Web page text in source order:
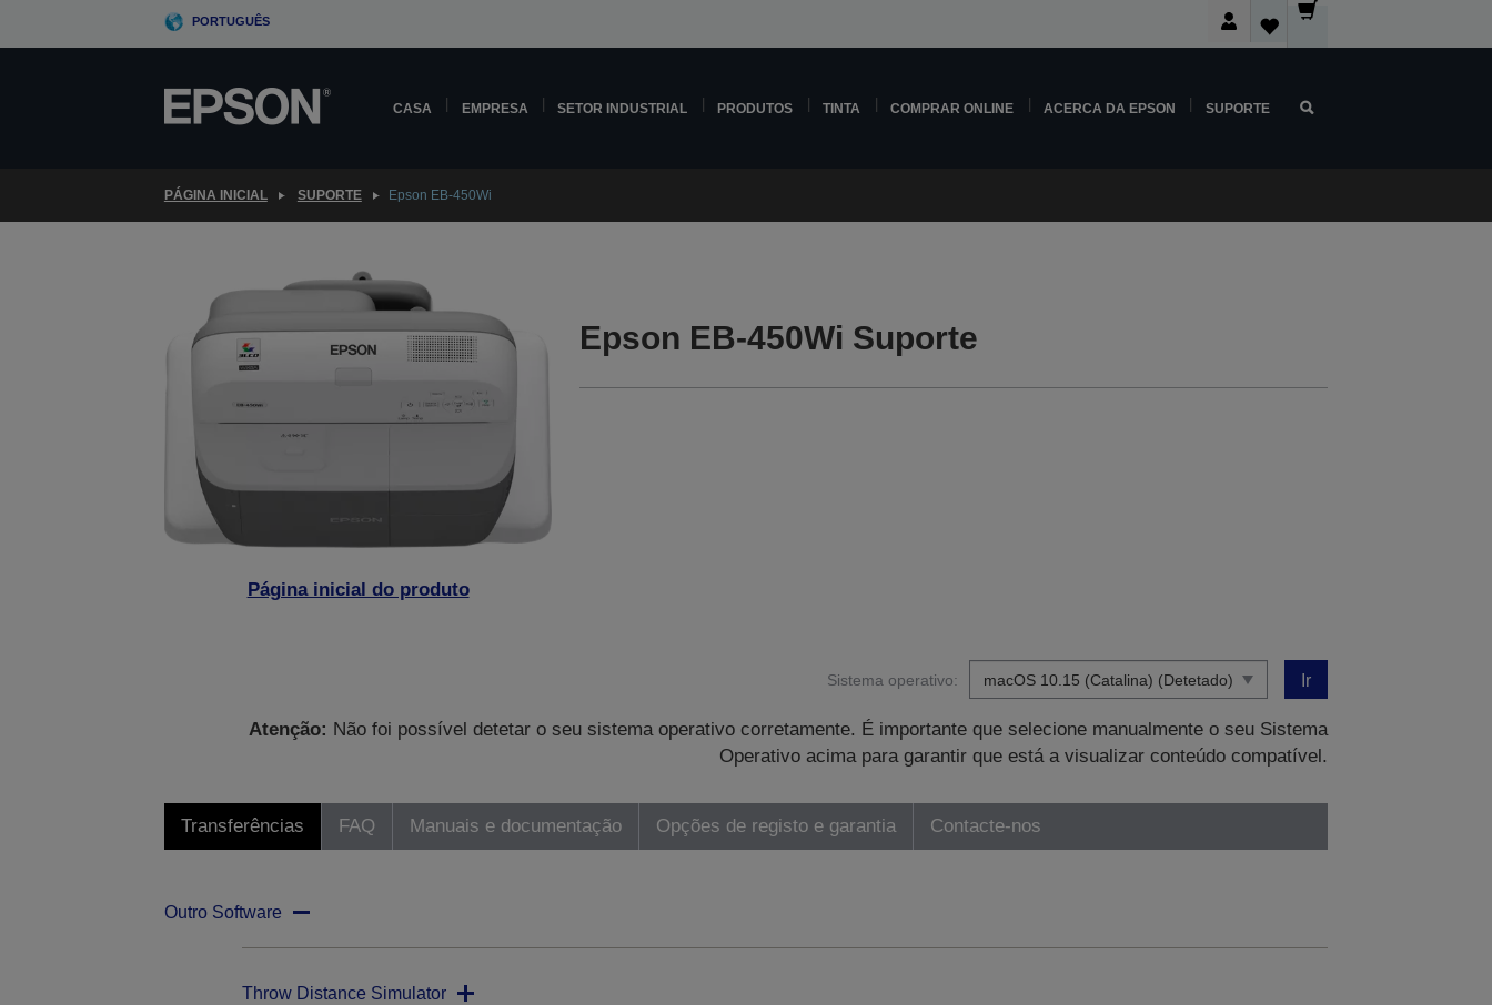
PORTUGUÊS
CASA EMPRESA SETOR INDUSTRIAL PRODUTOS TINTA COMPRAR ONLINE ACERCA DA EPSON SUPORTE
PÁGINA INICIAL SUPORTE Epson EB-450Wi
Página inicial do produto
Epson EB-450Wi Suporte
Sistema operativo: Ir
Atenção: Não foi possível detetar o seu sistema operativo corretamente. É importante que selecione manualmente o seu Sistema
Operativo acima para garantir que está a visualizar conteúdo compatível.
Transferências FAQ Manuais e documentação Opções de registo e garantia Contacte-nos
Outro Software
Throw Distance Simulator